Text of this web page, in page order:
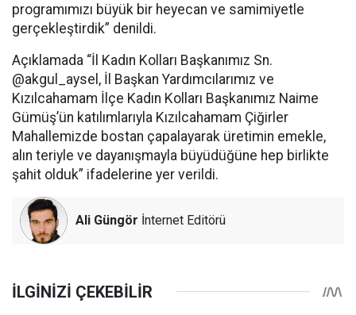
programımızı büyük bir heyecan ve samimiyetle
gerçekleştirdik” denildi.
Açıklamada “İl Kadın Kolları Başkanımız Sn.
@akgul_aysel, İl Başkan Yardımcılarımız ve
Kızılcahamam İlçe Kadın Kolları Başkanımız Naime
Gümüş’ün katılımlarıyla Kızılcahamam Çiğirler
Mahallemizde bostan çapalayarak üretimin emekle,
alın teriyle ve dayanışmayla büyüdüğüne hep birlikte
şahit olduk” ifadelerine yer verildi.
Ali Güngör İnternet Editörü